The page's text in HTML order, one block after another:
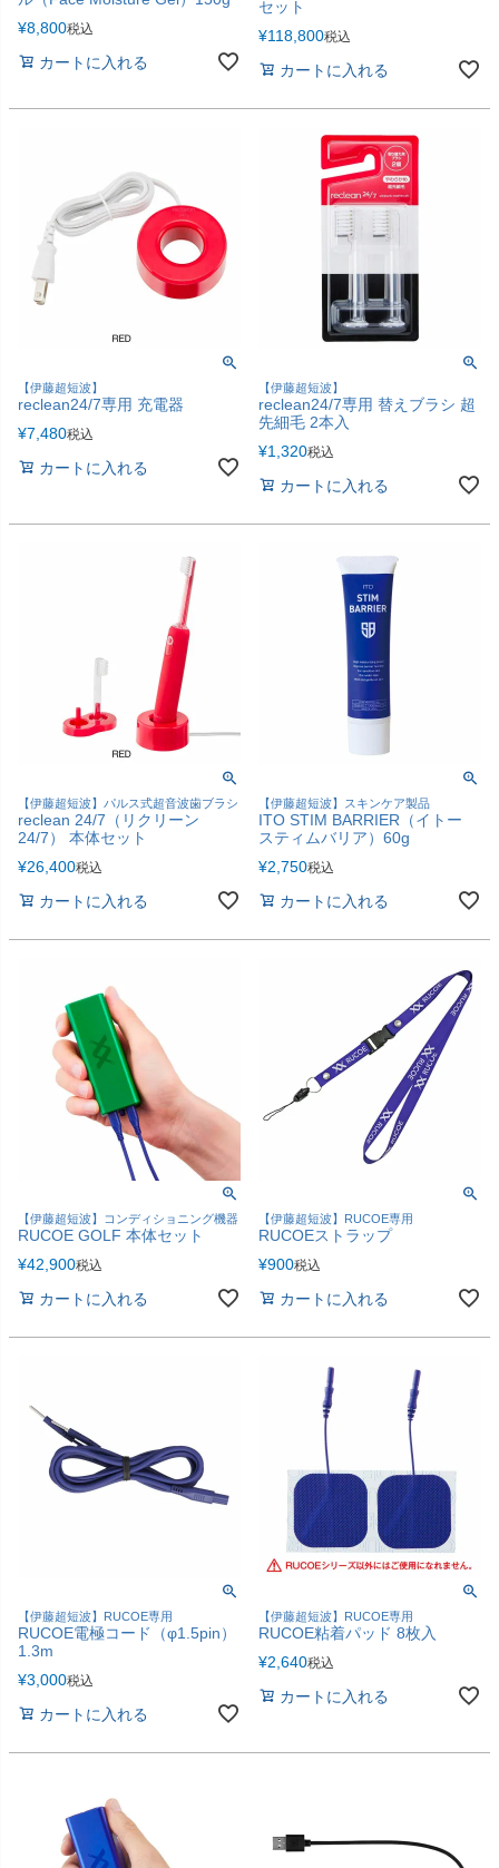
¥8,800税込
カートに入れる
セット
¥118,800税込
カートに入れる
【伊藤超短波】
reclean24/7専用 充電器
¥7,480税込
カートに入れる
【伊藤超短波】
reclean24/7専用 替えブラシ 超
先細毛 2本入
¥1,320税込
カートに入れる
【伊藤超短波】パルス式超音波歯ブラシ
reclean 24/7（リクリーン
24/7） 本体セット
¥26,400税込
カートに入れる
【伊藤超短波】スキンケア製品
ITO STIM BARRIER（イトー
スティムバリア）60g
¥2,750税込
カートに入れる
【伊藤超短波】コンディショニング機器
RUCOE GOLF 本体セット
¥42,900税込
カートに入れる
【伊藤超短波】RUCOE専用
RUCOEストラップ
¥900税込
カートに入れる
【伊藤超短波】RUCOE専用
RUCOE電極コード（φ1.5pin）
1.3m
¥3,000税込
カートに入れる
【伊藤超短波】RUCOE専用
RUCOE粘着パッド 8枚入
¥2,640税込
カートに入れる